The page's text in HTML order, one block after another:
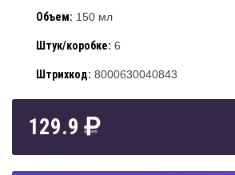
Объем: 150 мл
Штук/коробке: 6
Штрихкод: 8000630040843
129.9